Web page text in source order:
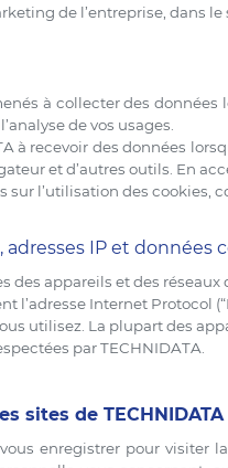
de l’entreprise, dans
à collecter des
de vos usages.
à recevoir des données
et d’autres outils. En
sur l’utilisation des cookies,
adresses IP et
des appareils et des
l’adresse Internet Protocol
utilisez. La plupart des
par TECHNIDATA.
sites de TECHNIDATA
enregistrer pour visiter